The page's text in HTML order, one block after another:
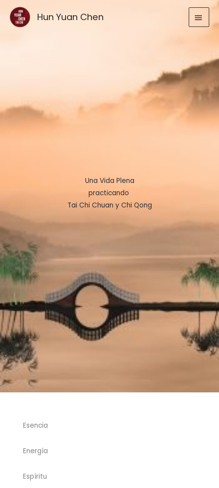
contenido
Hun Yuan Chen
Una Vida Plena
practicando
Tai Chi Chuan y Chi Qong
Esencia
Energía
Espíritu